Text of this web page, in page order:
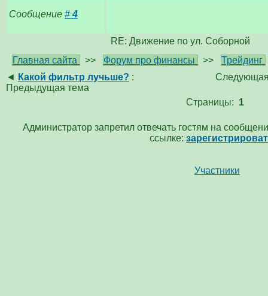
Сообщение #4
RE: Движение по ул. Соборнoй
Главная сайта
>> Форум про финансы >> Трейдинг
◄ Какой фильтр лучьше? :
Предыдущая тема
Страницы: 1
Администратор запретил отвечать гостям на
ссылке:
Участники